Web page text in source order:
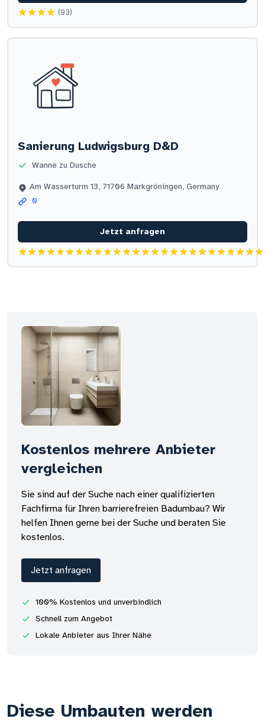
(93)
Sanierung Ludwigsburg D&D
Wanne zu Dusche
Am Wasserturm 13, 71706 Markgröningen, Germany
0
Jetzt anfragen
Kostenlos mehrere Anbieter
vergleichen
Sie sind auf der Suche nach einer qualifizierten
Fachfirma für Ihren barrierefreien Badumbau? Wir
helfen Ihnen gerne bei der Suche und beraten Sie
kostenlos.
Jetzt anfragen
100% Kostenlos und unverbindlich
Schnell zum Angebot
Lokale Anbieter aus Ihrer Nähe
Diese Umbauten werden